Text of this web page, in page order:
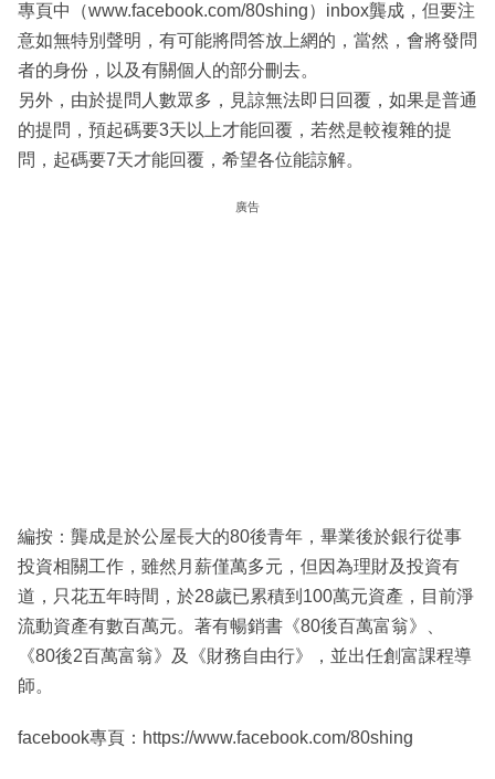
專頁中（www.facebook.com/80shing）inbox龔成，但要注
意如無特別聲明，有可能將問答放上網的，當然，會將發問
者的身份，以及有關個人的部分刪去。
另外，由於提問人數眾多，見諒無法即日回覆，如果是普通
的提問，預起碼要3天以上才能回覆，若然是較複雜的提
問，起碼要7天才能回覆，希望各位能諒解。
廣告
編按：龔成是於公屋長大的80後青年，畢業後於銀行從事
投資相關工作，雖然月薪僅萬多元，但因為理財及投資有
道，只花五年時間，於28歲已累積到100萬元資產，目前淨
流動資產有數百萬元。著有暢銷書《80後百萬富翁》、
《80後2百萬富翁》及《財務自由行》，並出任創富課程導
師。
facebook專頁：https://www.facebook.com/80shing